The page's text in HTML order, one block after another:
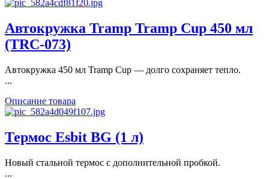
Автокружка Tramp Tramp Cup 450 мл
(TRC-073)
Автокружка 450 мл Tramp Cup — долго сохраняет тепло.
...
Описание товара
Термос Esbit BG (1 л)
Новый стальной термос с дополнительной пробкой.
...